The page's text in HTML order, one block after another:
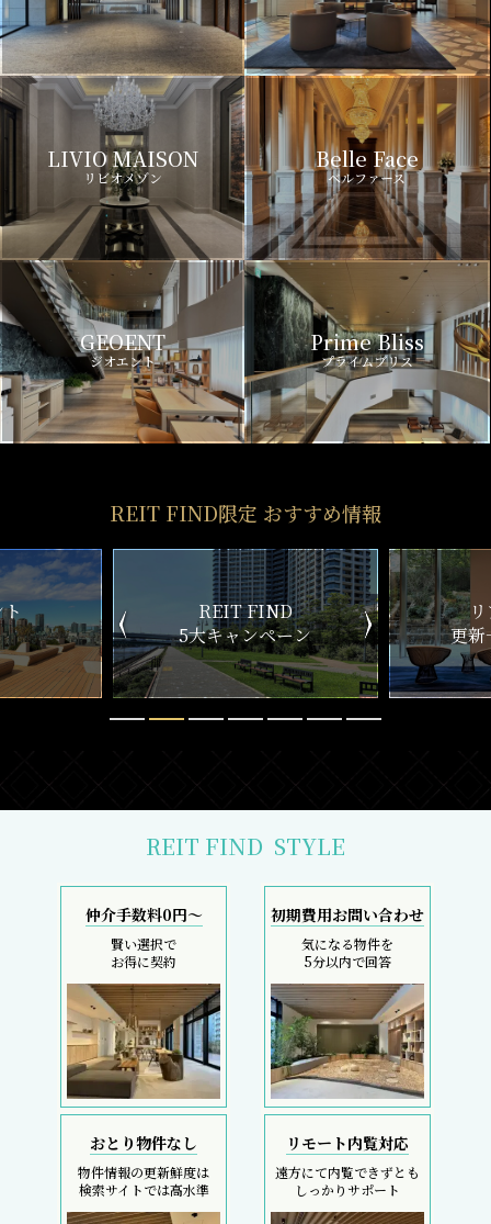
LIVIO MAISON
リビオメゾン
Belle Face
ベルファース
GEOENT
ジオエント
Prime Bliss
プライムブリス
REIT FIND限定 おすすめ情報
ン
リアルタイム
更新一覧チェック
新
REIT FIND STYLE
仲介手数料0円～
賢い選択で
お得に契約
初期費用お問い合わせ
気になる物件を
5分以内で回答
おとり物件なし
物件情報の更新鮮度は
検索サイトでは高水準
リモート内覧対応
遠方にて内覧できずとも
しっかりサポート